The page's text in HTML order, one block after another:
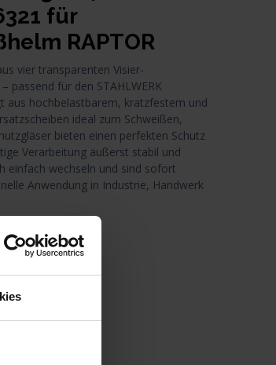
für
RAPTOR
vier transparenten Visier-
passend für den STAHLWERK
aus hochbelastbarem, kratzfestem und
ideal zum Schweißen,
bieten einen perfekten Schutz
Verarbeitung äußerst stabil und
einfach wechseln und sind sofort
Anwendung in Industrie, Handwerk